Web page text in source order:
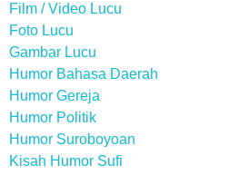
Film / Video Lucu
Foto Lucu
Gambar Lucu
Humor Bahasa Daerah
Humor Gereja
Humor Politik
Humor Suroboyoan
Kisah Humor Sufi